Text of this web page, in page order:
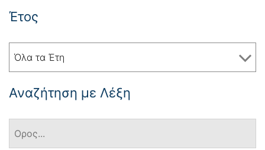
Έτος
Όλα τα Έτη
Αναζήτηση με Λέξη